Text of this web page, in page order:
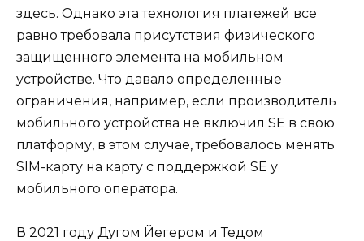
здесь. Однако эта технология платежей все
равно требовала присутствия физического
защищенного элемента на мобильном
устройстве. Что давало определенные
ограничения, например, если производитель
мобильного устройства не включил SE в свою
платформу, в этом случае, требовалось менять
SIM-карту на карту с поддержкой SE у
мобильного оператора.
В 2021 году Дугом Йегером и Тедом